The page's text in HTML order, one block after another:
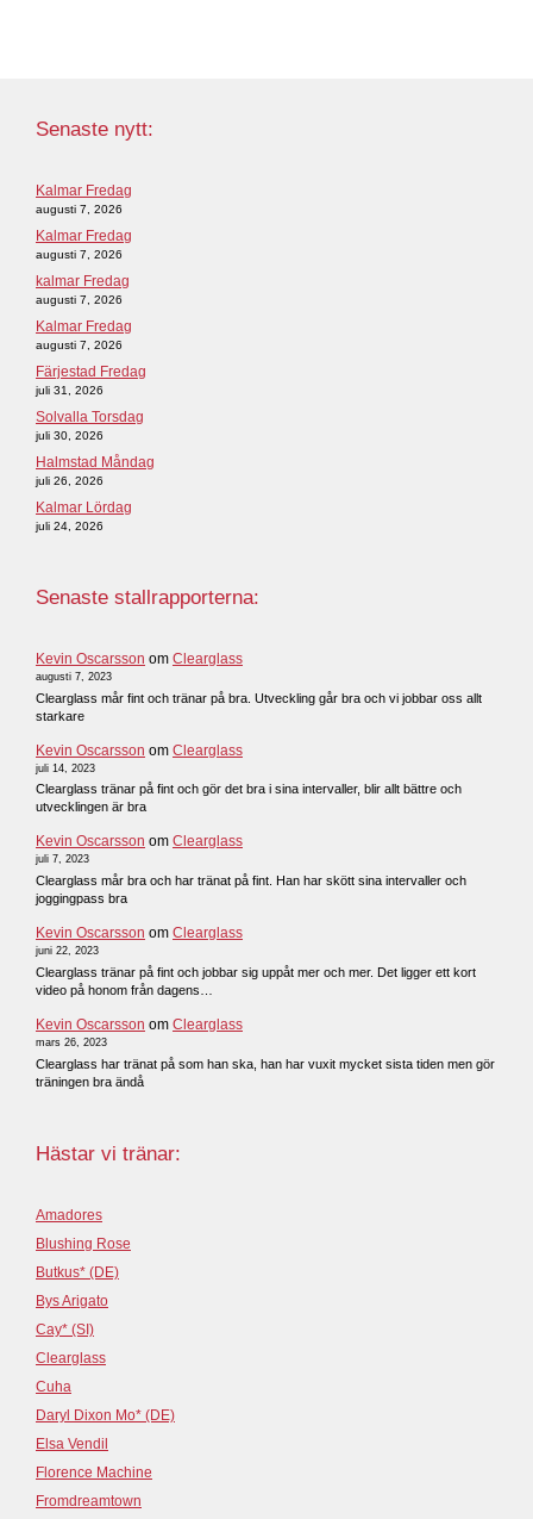
Senaste nytt:
Kalmar Fredag
augusti 7, 2026
Kalmar Fredag
augusti 7, 2026
kalmar Fredag
augusti 7, 2026
Kalmar Fredag
augusti 7, 2026
Färjestad Fredag
juli 31, 2026
Solvalla Torsdag
juli 30, 2026
Halmstad Måndag
juli 26, 2026
Kalmar Lördag
juli 24, 2026
Senaste stallrapporterna:
Kevin Oscarsson om Clearglass
augusti 7, 2023
Clearglass mår fint och tränar på bra. Utveckling går bra och vi jobbar oss allt
starkare
Kevin Oscarsson om Clearglass
juli 14, 2023
Clearglass tränar på fint och gör det bra i sina intervaller, blir allt bättre och
utvecklingen är bra
Kevin Oscarsson om Clearglass
juli 7, 2023
Clearglass mår bra och har tränat på fint. Han har skött sina intervaller och
joggingpass bra
Kevin Oscarsson om Clearglass
juni 22, 2023
Clearglass tränar på fint och jobbar sig uppåt mer och mer. Det ligger ett kort
video på honom från dagens…
Kevin Oscarsson om Clearglass
mars 26, 2023
Clearglass har tränat på som han ska, han har vuxit mycket sista tiden men gör
träningen bra ändå
Hästar vi tränar:
Amadores
Blushing Rose
Butkus* (DE)
Bys Arigato
Cay* (SI)
Clearglass
Cuha
Daryl Dixon Mo* (DE)
Elsa Vendil
Florence Machine
Fromdreamtown